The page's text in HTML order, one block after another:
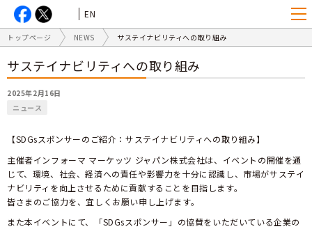
EN
トップページ NEWS サステイナビリティへの取り組み
サステイナビリティへの取り組み
2025年2月16日
ニュース
【SDGsスポンサーのご紹介：サステイナビリティへの取り組み】
主催者インフォーマ マーケッツ ジャパン株式会社は、イベントの開催を通
じて、環境、社会、経済への責任や影響力を十分に認識し、市場がサステイ
ナビリティを向上させるために貢献することを目指します。
皆さまのご協力を、宜しくお願い申し上げます。
また本イベントにて、「SDGsスポンサー」の協賛をいただいている企業の